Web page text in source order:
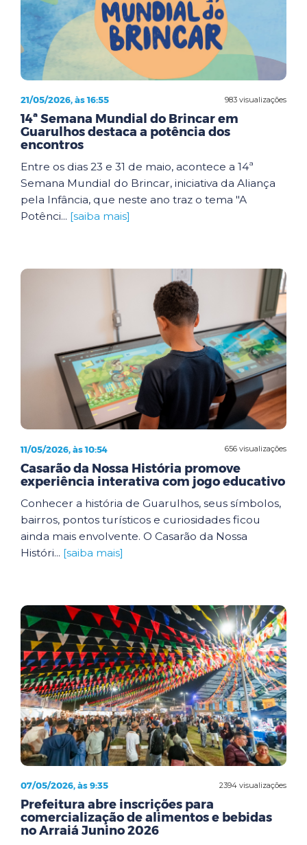
983 visualizações
21/05/2026, às 16:55
14ª Semana Mundial do Brincar em
Guarulhos destaca a potência dos
encontros
Entre os dias 23 e 31 de maio, acontece a 14ª
Semana Mundial do Brincar, iniciativa da Aliança
pela Infância, que neste ano traz o tema "A
Potênci... [saiba mais]
656 visualizações
11/05/2026, às 10:54
Casarão da Nossa História promove
experiência interativa com jogo educativo
Conhecer a história de Guarulhos, seus símbolos,
bairros, pontos turísticos e curiosidades ficou
ainda mais envolvente. O Casarão da Nossa
Históri... [saiba mais]
2394 visualizações
07/05/2026, às 9:35
Prefeitura abre inscrições para
comercialização de alimentos e bebidas
no Arraiá Junino 2026